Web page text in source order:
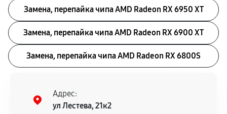
Замена, перепайка чипа AMD Radeon RX 6950 XT
Замена, перепайка чипа AMD Radeon RX 6900 XT
Замена, перепайка чипа AMD Radeon RX 6800S
Адрес:
ул Лестева, 21к2